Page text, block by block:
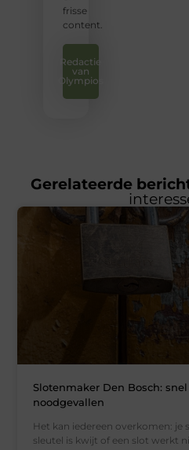
frisse
content.
Redactie
van
Olympios
Gerelateerde
Slotenmaker Den Bosch:
noodgevallen
Het kan iedereen overkomen: je
sleutel is kwijt of een slot werkt